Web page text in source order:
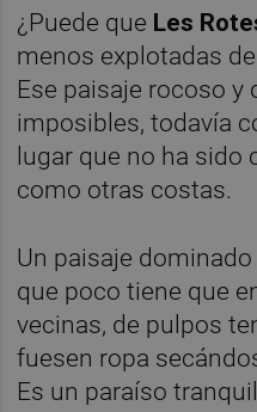
¿Puede que Les
menos explotadas
Ese paisaje rocoso y
imposibles, todavía
lugar que no ha
como otras costas.
Un paisaje
que poco tiene que
vecinas, de pulpos
fuesen ropa
Es un paraíso